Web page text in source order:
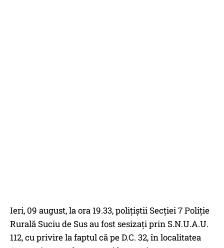
Ieri, 09 august, la ora 19.33, polițiștii Secției 7 Poliție
Rurală Suciu de Sus au fost sesizați prin S.N.U.A.U.
112, cu privire la faptul că pe D.C. 32, în localitatea